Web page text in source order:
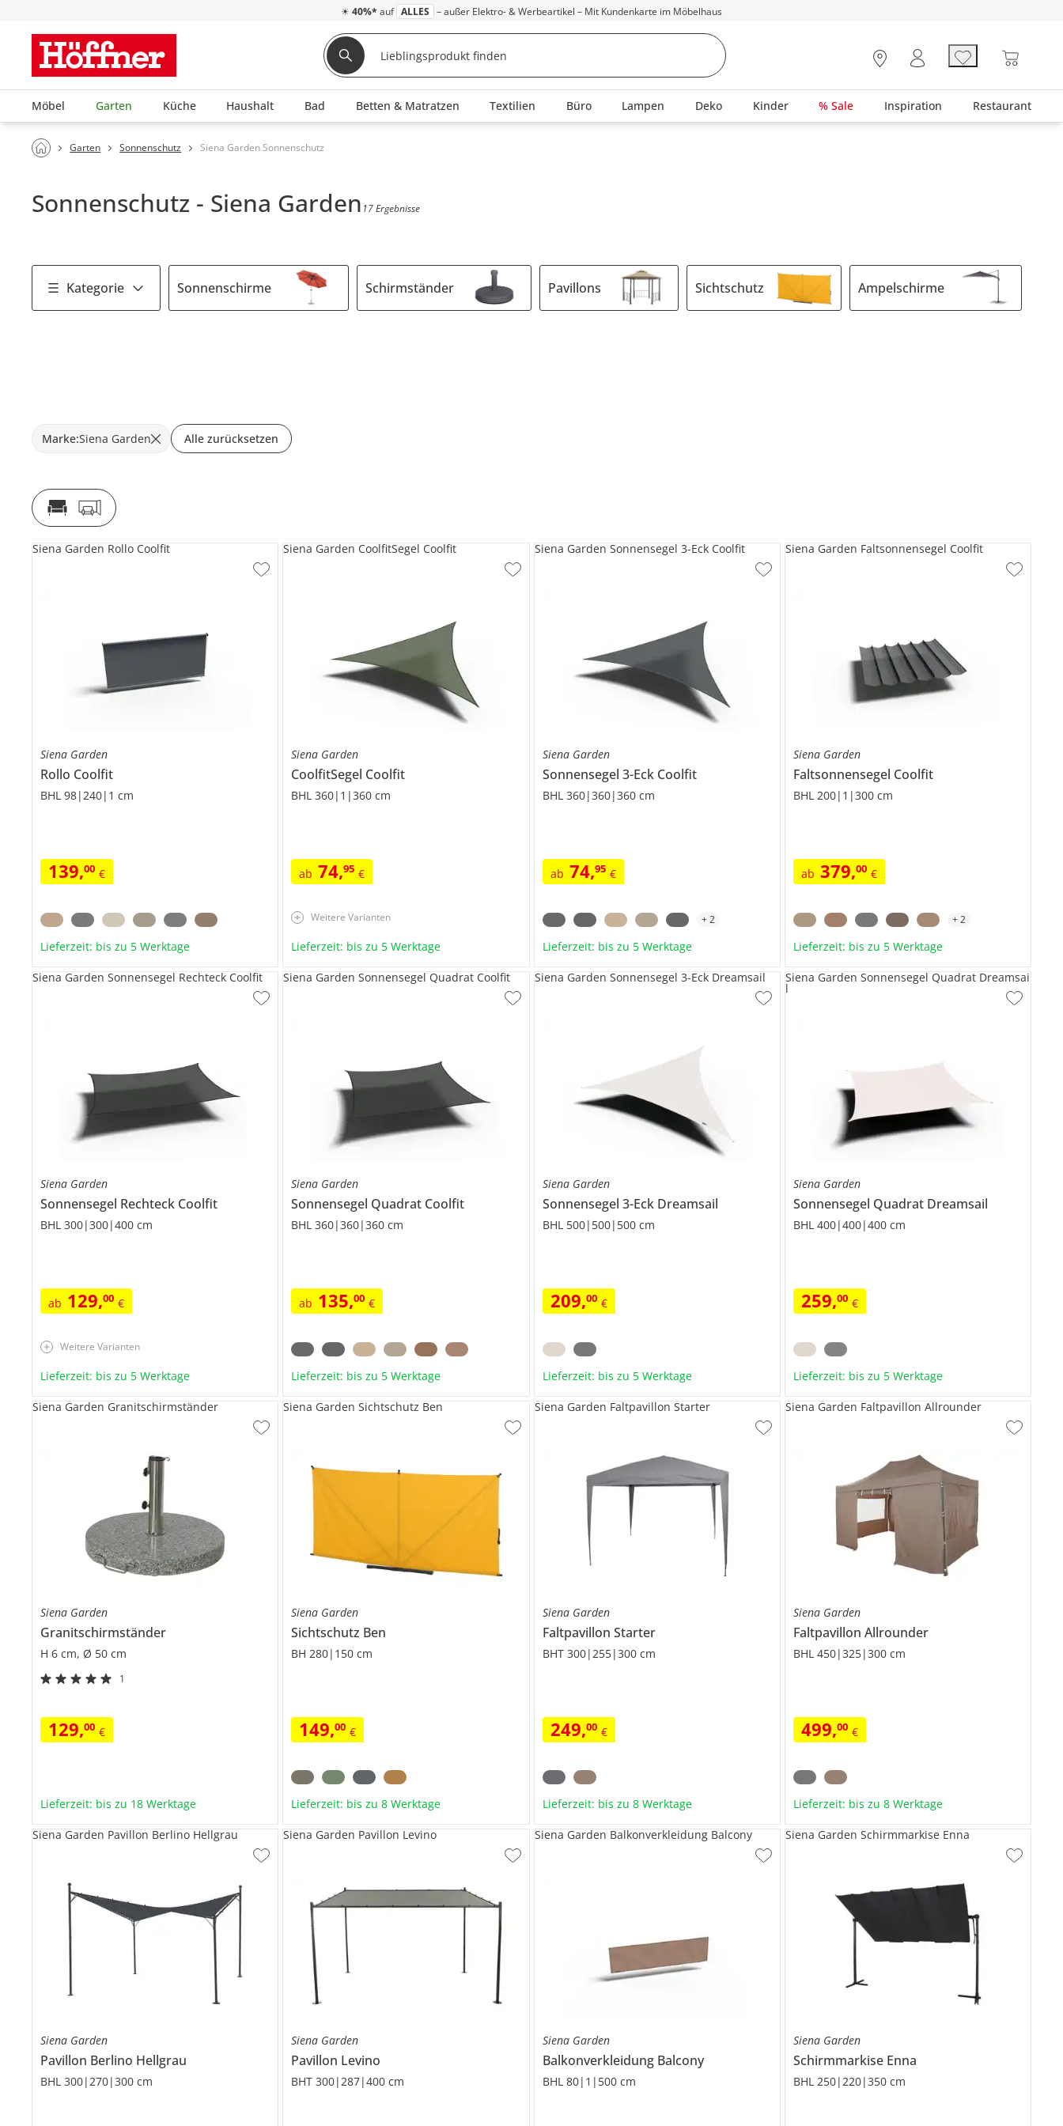
☀ 40%* auf ALLES – außer Elektro- & Werbeartikel – Mit Kundenkarte im Möbelhaus
Möbel Garten Küche Haushalt Bad Betten & Matratzen Textilien Büro Lampen Deko Kinder % Sale Inspiration Restaurant
Garten Sonnenschutz Siena Garden Sonnenschutz
Sonnenschutz - Siena Garden 17 Ergebnisse
Kategorie Sonnenschirme Schirmständer Pavillons Sichtschutz Ampelschirme
Marke:Siena Garden Alle zurücksetzen
Siena Garden
Rollo Coolfit
BHL 98|240|1 cm
139,00 €
Siena Garden Rollo Coolfit
Lieferzeit: bis zu 5 Werktage
Siena Garden
CoolfitSegel Coolfit
BHL 360|1|360 cm
ab 74,95 €
Siena Garden CoolfitSegel Coolfit
Weitere Varianten
Lieferzeit: bis zu 5 Werktage
Siena Garden
Sonnensegel 3-Eck Coolfit
BHL 360|360|360 cm
ab 74,95 €
Siena Garden Sonnensegel 3-Eck Coolfit
+2
Lieferzeit: bis zu 5 Werktage
Siena Garden
Faltsonnensegel Coolfit
BHL 200|1|300 cm
ab 379,00 €
Siena Garden Faltsonnensegel Coolfit
+2
Lieferzeit: bis zu 5 Werktage
Siena Garden
Sonnensegel Rechteck Coolfit
BHL 300|300|400 cm
ab 129,00 €
Siena Garden Sonnensegel Rechteck Coolfit
Weitere Varianten
Lieferzeit: bis zu 5 Werktage
Siena Garden
Sonnensegel Quadrat Coolfit
BHL 360|360|360 cm
ab 135,00 €
Siena Garden Sonnensegel Quadrat Coolfit
Lieferzeit: bis zu 5 Werktage
Siena Garden
Sonnensegel 3-Eck Dreamsail
BHL 500|500|500 cm
209,00 €
Siena Garden Sonnensegel 3-Eck Dreamsail
Lieferzeit: bis zu 5 Werktage
Siena Garden
Sonnensegel Quadrat Dreamsail
BHL 400|400|400 cm
259,00 €
Siena Garden Sonnensegel Quadrat Dreamsai
l
Lieferzeit: bis zu 5 Werktage
Siena Garden
Granitschirmständer
H 6 cm, Ø 50 cm
1
129,00 €
Siena Garden Granitschirmständer
Lieferzeit: bis zu 18 Werktage
Siena Garden
Sichtschutz Ben
BH 280|150 cm
149,00 €
Siena Garden Sichtschutz Ben
Lieferzeit: bis zu 8 Werktage
Siena Garden
Faltpavillon Starter
BHT 300|255|300 cm
249,00 €
Siena Garden Faltpavillon Starter
Lieferzeit: bis zu 8 Werktage
Siena Garden
Faltpavillon Allrounder
BHL 450|325|300 cm
499,00 €
Siena Garden Faltpavillon Allrounder
Lieferzeit: bis zu 8 Werktage
Siena Garden
Pavillon Berlino Hellgrau
BHL 300|270|300 cm
Siena Garden Pavillon Berlino Hellgrau
Siena Garden
Pavillon Levino
BHT 300|287|400 cm
Siena Garden Pavillon Levino
Siena Garden
Balkonverkleidung Balcony
BHL 80|1|500 cm
Siena Garden Balkonverkleidung Balcony
Siena Garden
Schirmmarkise Enna
BHL 250|220|350 cm
Siena Garden Schirmmarkise Enna